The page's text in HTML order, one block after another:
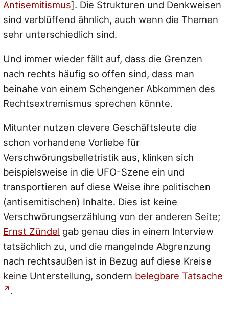
Antisemitismus]. Die Strukturen und Denkweisen
sind verblüffend ähnlich, auch wenn die Themen
sehr unterschiedlich sind.
Und immer wieder fällt auf, dass die Grenzen
nach rechts häufig so offen sind, dass man
beinahe von einem Schengener Abkommen des
Rechtsextremismus sprechen könnte.
Mitunter nutzen clevere Geschäftsleute die
schon vorhandene Vorliebe für
Verschwörungsbelletristik aus, klinken sich
beispielsweise in die UFO-Szene ein und
transportieren auf diese Weise ihre politischen
(antisemitischen) Inhalte. Dies ist keine
Verschwörungserzählung von der anderen Seite;
Ernst Zündel gab genau dies in einem Interview
tatsächlich zu, und die mangelnde Abgrenzung
nach rechtsaußen ist in Bezug auf diese Kreise
keine Unterstellung, sondern belegbare Tatsache
.